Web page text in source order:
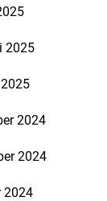
2025
2024
2024
2024